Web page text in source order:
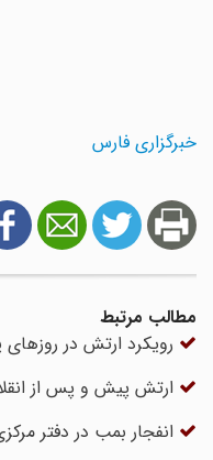
خبرگزاری فارس
مطالب مرتبط
رویکرد ارتش در روزهای
ارتش پیش و پس از
انفجار بمب در دفتر